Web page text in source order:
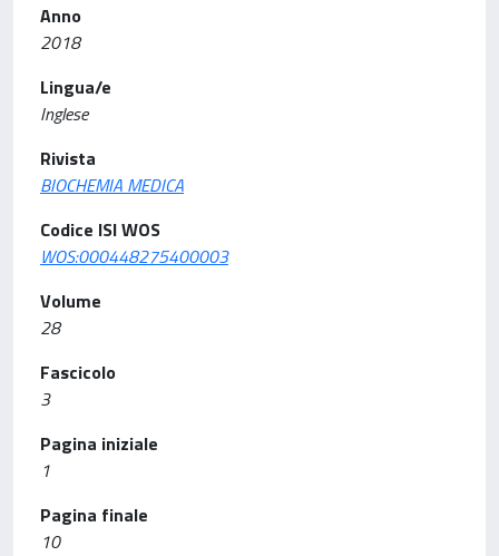
Anno
2018
Lingua/e
Inglese
Rivista
BIOCHEMIA MEDICA
Codice ISI WOS
WOS:000448275400003
Volume
28
Fascicolo
3
Pagina iniziale
1
Pagina finale
10